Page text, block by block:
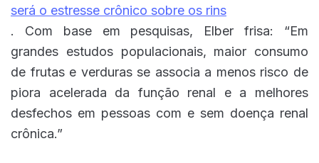
será o estresse crônico sobre os rins
. Com base em pesquisas, Elber frisa: “Em
grandes estudos populacionais, maior consumo
de frutas e verduras se associa a menos risco de
piora acelerada da função renal e a melhores
desfechos em pessoas com e sem doença renal
crônica.”